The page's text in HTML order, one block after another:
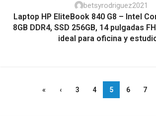
betsyrodriguez2021
Laptop HP EliteBook 840 G8 – Intel
8GB DDR4, SSD 256GB, 14 pulgadas
ideal para oficina y
« ‹ 3 4 5 6 7